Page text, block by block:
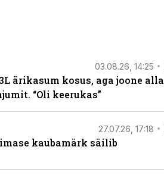
03.08.26, 14:25
ärikasum kosus, aga joone alla
“Oli keerukas”
27.07.26, 17:18
kaubamärk säilib